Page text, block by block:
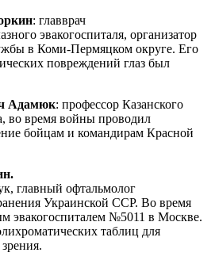
: главврач
эвакогоспиталя, организатор
в Коми-Пермяцком округе. Его
повреждений глаз был
Адамюк: профессор Казанского
во время войны проводил
бойцам и командирам Красной
главный офтальмолог
Украинской ССР. Во время
эвакогоспиталем №5011 в Москве.
таблиц для